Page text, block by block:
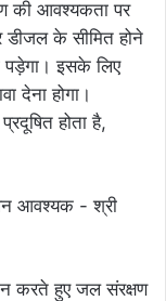
की आवश्यकता पर
डीजल के सीमित होने
पड़ेगा। इसके लिए
देना होगा।
होता है,
करते हुए जल संरक्षण